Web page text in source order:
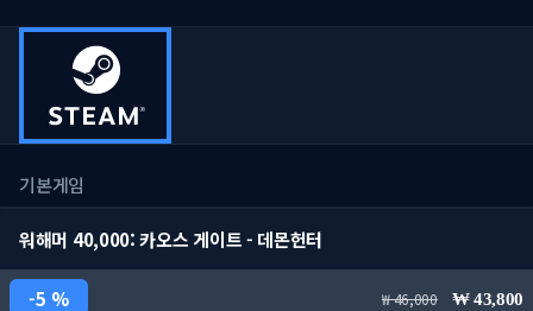
기본게임
워해머 40,000: 카오스 게이트 - 데몬헌터
5 % 46,000 43,800